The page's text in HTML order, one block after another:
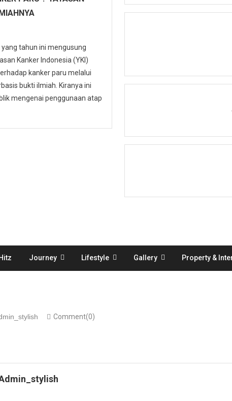
tahun ini mengusung
Kanker Indonesia (YKI)
kanker paru melalui
bukti ilmiah. Kiranya ini
mengenai penggunaan atap
Journey Lifestyle Gallery Property &
Comment(0)